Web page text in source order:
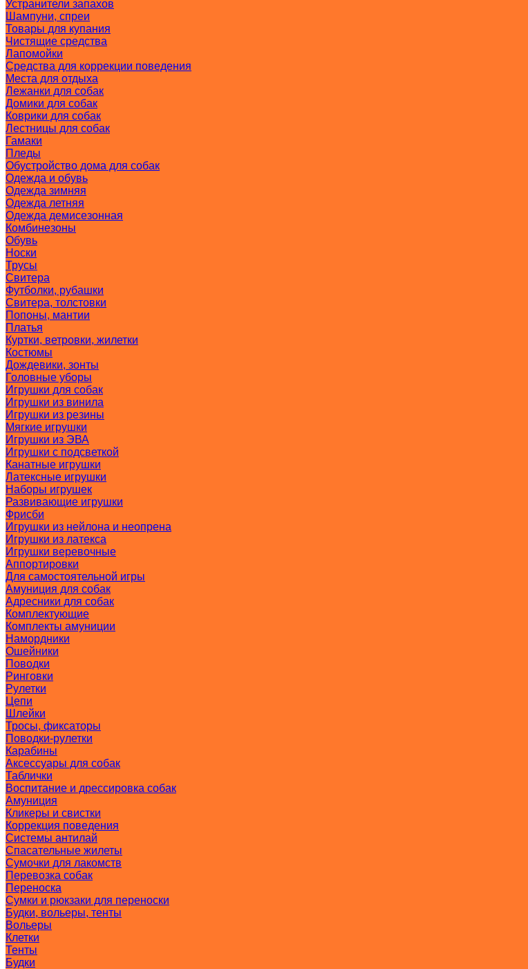
Устранители запахов
Шампуни, спреи
Товары для купания
Чистящие средства
Лапомойки
Средства для коррекции поведения
Места для отдыха
Лежанки для собак
Домики для собак
Коврики для собак
Лестницы для собак
Гамаки
Пледы
Обустройство дома для собак
Одежда и обувь
Одежда зимняя
Одежда летняя
Одежда демисезонная
Комбинезоны
Обувь
Носки
Трусы
Свитера
Футболки, рубашки
Свитера, толстовки
Попоны, мантии
Платья
Куртки, ветровки, жилетки
Костюмы
Дождевики, зонты
Головные уборы
Игрушки для собак
Игрушки из винила
Игрушки из резины
Мягкие игрушки
Игрушки из ЭВА
Игрушки с подсветкой
Канатные игрушки
Латексные игрушки
Наборы игрушек
Развивающие игрушки
Фрисби
Игрушки из нейлона и неопрена
Игрушки из латекса
Игрушки веревочные
Аппортировки
Для самостоятельной игры
Амуниция для собак
Адресники для собак
Комплектующие
Комплекты амуниции
Намордники
Ошейники
Поводки
Ринговки
Рулетки
Цепи
Шлейки
Тросы, фиксаторы
Поводки-рулетки
Карабины
Аксессуары для собак
Таблички
Воспитание и дрессировка собак
Амуниция
Кликеры и свистки
Коррекция поведения
Системы антилай
Спасательные жилеты
Сумочки для лакомств
Перевозка собак
Переноска
Сумки и рюкзаки для переноски
Будки, вольеры, тенты
Вольеры
Клетки
Тенты
Будки